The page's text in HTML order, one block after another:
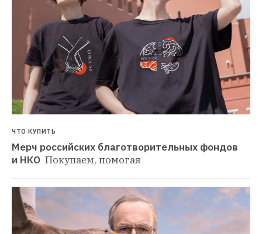
ЧТО КУПИТЬ
Мерч российских благотворительных фондов
и НКО Покупаем, помогая